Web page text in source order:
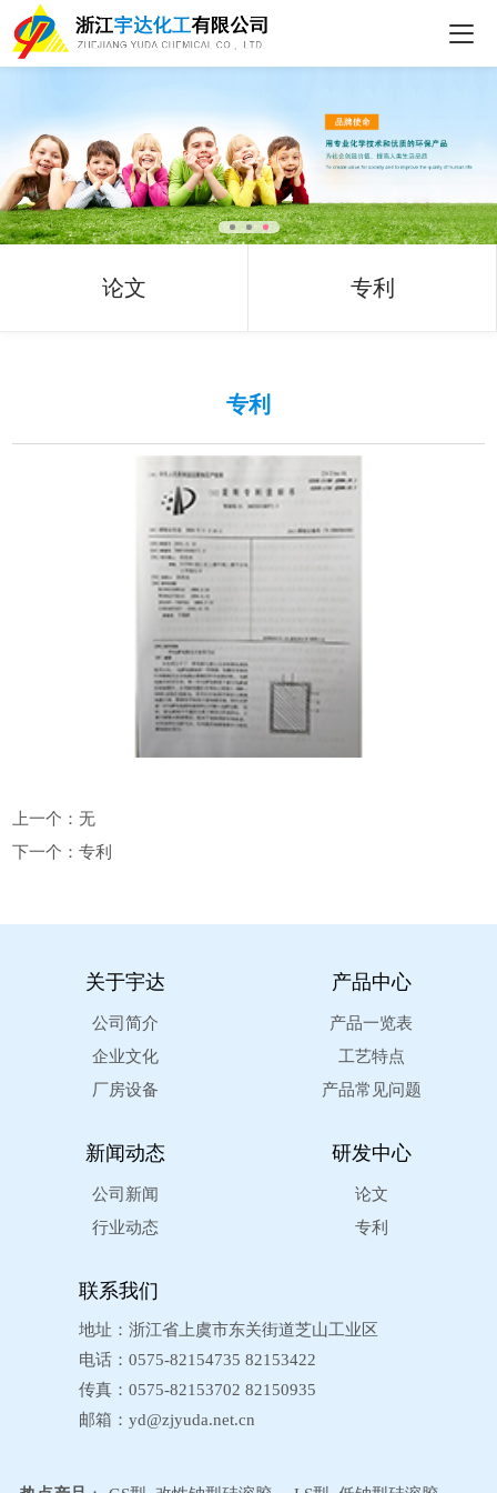
论文 专利
专利
上一个：无
下一个：专利
关于宇达
公司简介
企业文化
厂房设备
产品中心
产品一览表
工艺特点
产品常见问题
新闻动态
公司新闻
行业动态
研发中心
论文
专利
联系我们
地址：浙江省上虞市东关街道芝山工业区
电话：0575-82154735 82153422
传真：0575-82153702 82150935
邮箱： yd@zjyuda.net.cn